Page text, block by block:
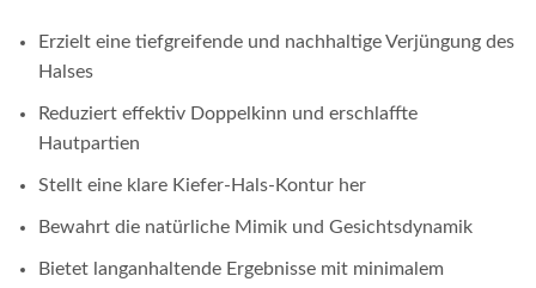
Erzielt eine tiefgreifende und nachhaltige Verjüngung des
Halses
Reduziert effektiv Doppelkinn und erschlaffte
Hautpartien
Stellt eine klare Kiefer-Hals-Kontur her
Bewahrt die natürliche Mimik und Gesichtsdynamik
Bietet langanhaltende Ergebnisse mit minimalem